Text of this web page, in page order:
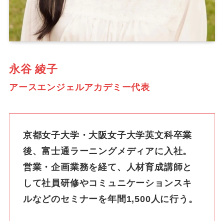
永谷 綾子
アースエンジェルアカデミー代表
京都女子大学・大阪女子大学英文科卒業
後、富士通ラーニングメディアに入社。
営業・企画業務を経て、人材育成講師と
して社員研修やコミュニケーションスキ
ルなどのセミナーを年間1,500人に行う。